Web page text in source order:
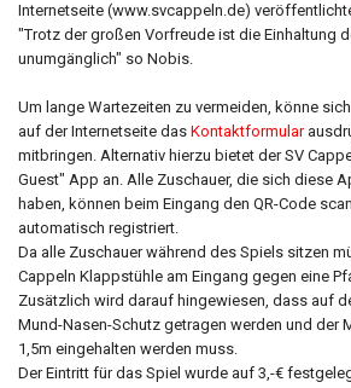
Internetseite (www.svcappeln.de)
"Trotz der großen Vorfreude ist die Einhaltung
unumgänglich" so Nobis.
Um lange Wartezeiten zu vermeiden, könne
auf der Internetseite das Kontaktformular
mitbringen. Alternativ hierzu bietet der SV
Guest" App an. Alle Zuschauer, die sich diese
haben, können beim Eingang den QR-Code
automatisch registriert.
Da alle Zuschauer während des Spiels sitzen
Cappeln Klappstühle am Eingang gegen eine
Zusätzlich wird darauf hingewiesen, dass auf
Mund-Nasen-Schutz getragen werden und der
1,5m eingehalten werden muss.
Der Eintritt für das Spiel wurde auf 3,-€